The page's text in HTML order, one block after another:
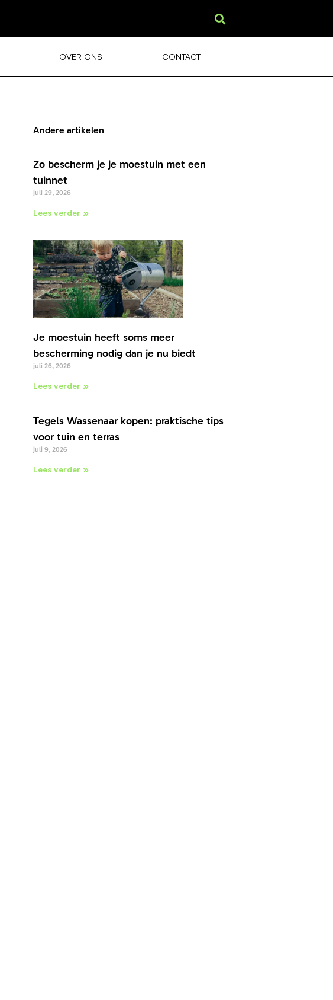
OVER ONS CONTACT
Andere artikelen
Zo bescherm je je moestuin met een
tuinnet
juli 29, 2026
Lees verder »
Je moestuin heeft soms meer
bescherming nodig dan je nu biedt
juli 26, 2026
Lees verder »
Tegels Wassenaar kopen: praktische tips
voor tuin en terras
juli 9, 2026
Lees verder »